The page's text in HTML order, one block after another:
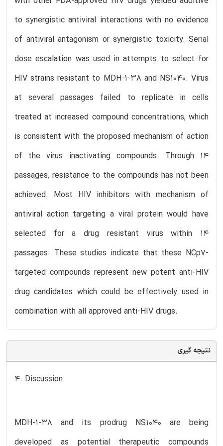
to synergistic antiviral interactions with no evidence
of antiviral antagonism or synergistic toxicity. Serial
dose escalation was used in attempts to select for
HIV strains resistant to MDH-1-38 and NS1040. Virus
at several passages failed to replicate in cells
treated at increased compound concentrations, which
is consistent with the proposed mechanism of action
of the virus inactivating compounds. Through 14
passages, resistance to the compounds has not been
achieved. Most HIV inhibitors with mechanism of
antiviral action targeting a viral protein would have
selected for a drug resistant virus within 14
passages. These studies indicate that these NCp7-
targeted compounds represent new potent anti-HIV
drug candidates which could be effectively used in
combination with all approved anti-HIV drugs.
نتیجه گیری
4. Discussion
MDH-1-38 and its prodrug NS1040 are being
developed as potential therapeutic compounds